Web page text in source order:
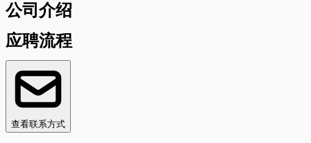
公司介绍
应聘流程
查看联系方式